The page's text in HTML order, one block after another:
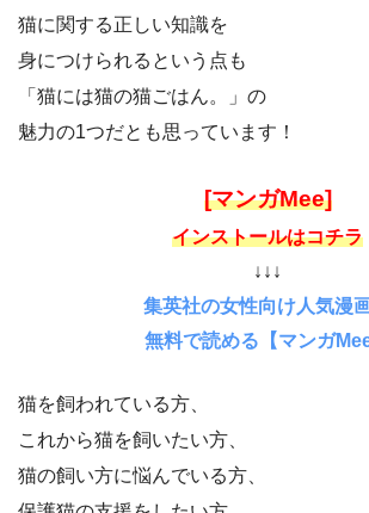
猫に関する正しい知識を
身につけられるという点も
「猫には猫の猫ごはん。」の
魅力の1つだとも思っています！
[マンガMee]
インストールはコチラ
↓↓↓
集英社の女性向け人気漫
無料で読める【マンガMee
猫を飼われている方、
これから猫を飼いたい方、
猫の飼い方に悩んでいる方、